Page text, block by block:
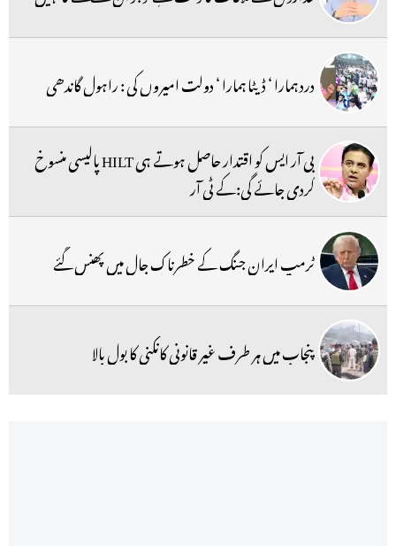
درد ہمارا ‘ ڈیٹا ہمارا ‘ دولت امیروں کی : راہول گاندھی
بی آر ایس کو اقتدار حاصل ہوتے ہی HILT پالیسی منسوخ
کردی جائے گی:کے ٹی آر
ٹرمپ ایران جنگ کے خطرناک جال میں پھنس گئے
پنجاب میں ہر طرف غیر قانونی کانکنی کا بول بالا